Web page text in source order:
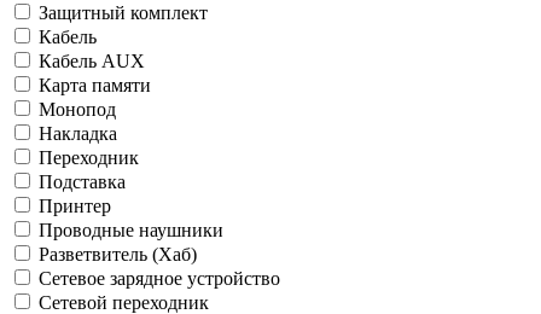
Защитный комплект
Кабель
Кабель AUX
Карта памяти
Монопод
Накладка
Переходник
Подставка
Принтер
Проводные наушники
Разветвитель (Хаб)
Сетевое зарядное устройство
Сетевой переходник